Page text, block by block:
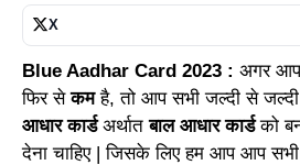
X
Blue Aadhar Card 2023 : अगर
फिर सेकमहै, तो आप सभी जल्दी से
आधार कार्डअर्थातबाल आधार कार्डको
देना चाहिए | जिसके लिए हम आप आप